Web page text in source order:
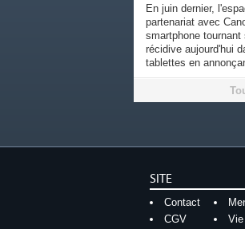
En juin dernier,
partenariat avec
smartphone tournant
récidive aujourd'hui
tablettes en
SITE
Contact
CGV